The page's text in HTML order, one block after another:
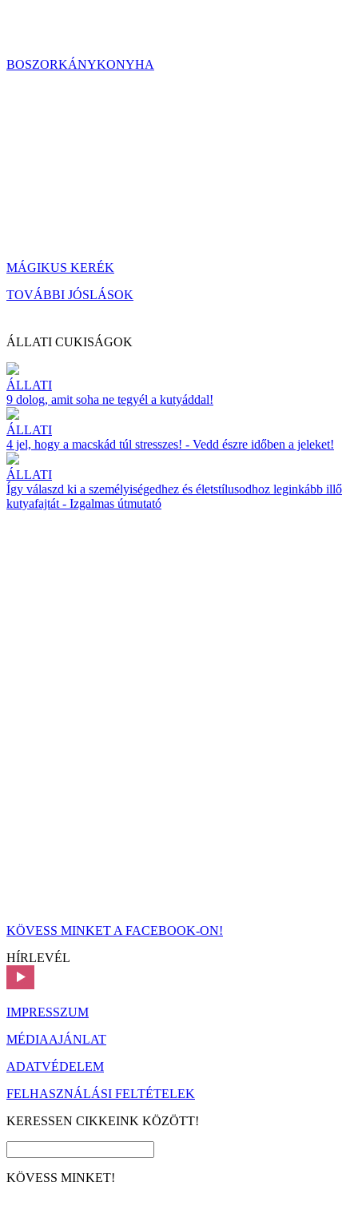
BOSZORKÁNYKONYHA
MÁGIKUS KERÉK
TOVÁBBI JÓSLÁSOK
ÁLLATI CUKISÁGOK
ÁLLATI
9 dolog, amit soha ne tegyél a kutyáddal!
ÁLLATI
4 jel, hogy a macskád túl stresszes! - Vedd észre időben a jeleket!
ÁLLATI
Így válaszd ki a személyiségedhez és életstílusodhoz leginkább illő
kutyafajtát - Izgalmas útmutató
KÖVESS MINKET A FACEBOOK-ON!
HÍRLEVÉL
IMPRESSZUM
MÉDIAAJÁNLAT
ADATVÉDELEM
FELHASZNÁLÁSI FELTÉTELEK
KERESSEN CIKKEINK KÖZÖTT!
KÖVESS MINKET!